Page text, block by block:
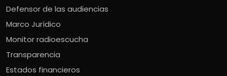
Defensor de las audiencias
Marco Jurídico
Monitor radioescucha
Transparencia
Estados financieros